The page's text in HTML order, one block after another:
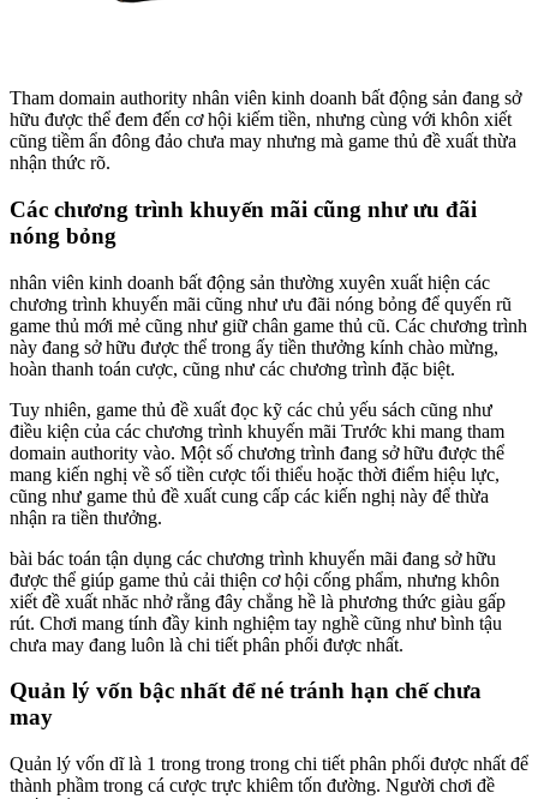
Tham domain authority nhân viên kinh doanh bất động sản đang sở
hữu được thể đem đến cơ hội kiếm tiền, nhưng cùng với khôn xiết
cũng tiềm ẩn đông đảo chưa may nhưng mà game thủ đề xuất thừa
nhận thức rõ.
Các chương trình khuyến mãi cũng như ưu đãi
nóng bỏng
nhân viên kinh doanh bất động sản thường xuyên xuất hiện các
chương trình khuyến mãi cũng như ưu đãi nóng bỏng để quyến rũ
game thủ mới mẻ cũng như giữ chân game thủ cũ. Các chương trình
này đang sở hữu được thể trong ấy tiền thưởng kính chào mừng,
hoàn thanh toán cược, cũng như các chương trình đặc biệt.
Tuy nhiên, game thủ đề xuất đọc kỹ các chủ yếu sách cũng như
điều kiện của các chương trình khuyến mãi Trước khi mang tham
domain authority vào. Một số chương trình đang sở hữu được thể
mang kiến nghị về số tiền cược tối thiểu hoặc thời điểm hiệu lực,
cũng như game thủ đề xuất cung cấp các kiến nghị này để thừa
nhận ra tiền thưởng.
bài bác toán tận dụng các chương trình khuyến mãi đang sở hữu
được thể giúp game thủ cải thiện cơ hội cống phẩm, nhưng khôn
xiết đề xuất nhăc nhở rằng đây chẳng hề là phương thức giàu gấp
rút. Chơi mang tính đầy kinh nghiệm tay nghề cũng như bình tậu
chưa may đang luôn là chi tiết phân phối được nhất.
Quản lý vốn bậc nhất để né tránh hạn chế chưa
may
Quản lý vốn dĩ là 1 trong trong trong chi tiết phân phối được nhất để
thành phầm trong cá cược trực khiêm tốn đường. Người chơi đề